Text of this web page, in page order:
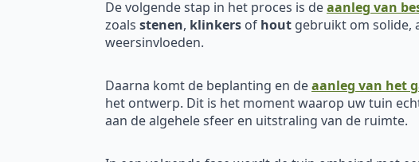
De volgende stap in het proces is deaanleg van
zoals stenen, klinkers of hout gebruikt om solide,
weersinvloeden.
Daarna komt de beplanting en deaanleg van het
het ontwerp. Dit is het moment waarop uw tuin
aan de algehele sfeer en uitstraling van de ruimte.